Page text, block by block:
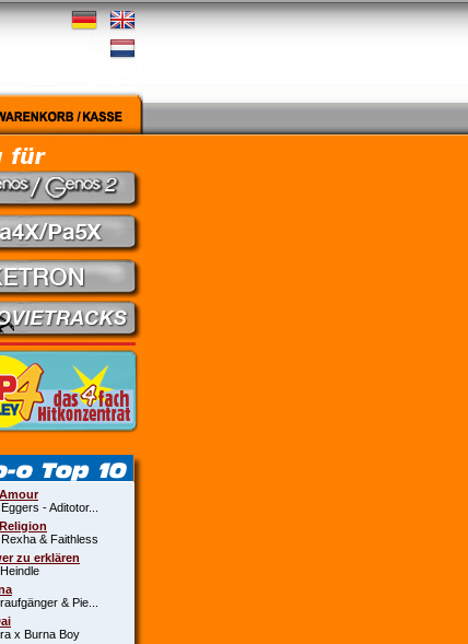
Jordaan & Juanita du Plessis // Kein Gefühl - Marius Müller-Westerhagen //
- Aditotor...
& Faithless
zu erklären
& Pie...
x Burna Boy